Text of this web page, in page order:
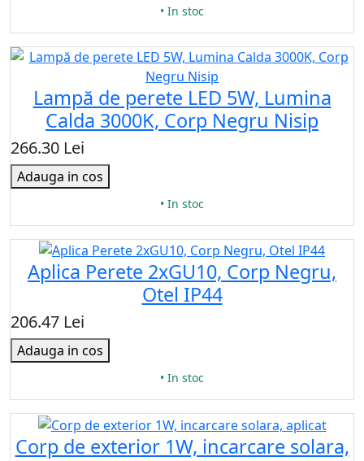
• In stoc
Lampă de perete LED 5W, Lumina
Calda 3000K, Corp Negru Nisip
266.30 Lei
Adauga in cos
• In stoc
Aplica Perete 2xGU10, Corp Negru,
Otel IP44
206.47 Lei
Adauga in cos
• In stoc
Corp de exterior 1W, incarcare solara,